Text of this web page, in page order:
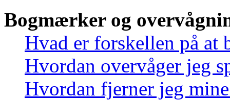
Bogmærker og
Hvad er forskellen på at
Hvordan overvåger jeg
Hvordan fjerner jeg